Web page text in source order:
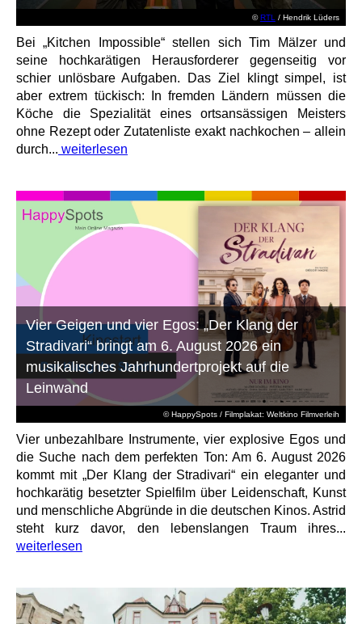
©RTL / Hendrik Lüders
Bei „Kitchen Impossible“ stellen sich Tim Mälzer und
seine hochkarätigen Herausforderer gegenseitig vor
schier unlösbare Aufgaben. Das Ziel klingt simpel, ist
aber extrem tückisch: In fremden Ländern müssen die
Köche die Spezialität eines ortsansässigen Meisters
ohne Rezept oder Zutatenliste exakt nachkochen – allein
durch... weiterlesen
© HappySpots / Filmplakat: Weltkino Filmverleih
Vier Geigen und vier Egos: „Der Klang der
Stradivari“ bringt am 6. August 2026 ein
musikalisches Jahrhundertprojekt auf die
Leinwand
Vier unbezahlbare Instrumente, vier explosive Egos und
die Suche nach dem perfekten Ton: Am 6. August 2026
kommt mit „Der Klang der Stradivari“ ein eleganter und
hochkarätig besetzter Spielfilm über Leidenschaft, Kunst
und menschliche Abgründe in die deutschen Kinos. Astrid
steht kurz davor, den lebenslangen Traum ihres...
weiterlesen